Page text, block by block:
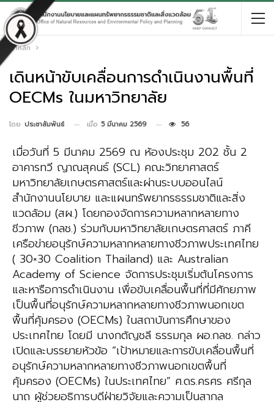
หน้าหลัก
เดินหน้าขับเคลื่อนการดำเนินงานพื้นที่
OECMs ในมหาวิทยาลัย
โดย ประชาสัมพันธ์ เมื่อ 5 มีนาคม 2569 56
เมื่อวันที่ 5 มีนาคม 2569 ณ ห้องประชุม 202 ชั้น 2
อาคารทวี ญาณสุคนธ์ (SCL) คณะวิทยาศาสตร์
มหาวิทยาลัยเกษตรศาสตร์และผ่านระบบออนไลน์
สำนักงานนโยบาย และแผนทรัพยากรธรรมชาติและสิ่ง
แวดล้อม (สผ.) โดยกองจัดการความหลากหลายทาง
ชีวภาพ (กลช.) ร่วมกับมหาวิทยาลัยเกษตรศาสตร์ ภาคี
เครือข่ายอนุรักษ์ความหลากหลายทางชีวภาพประเทศไทย
( 30×30 Coalition Thailand) และ Australian
Academy of Science จัดการประชุมเริ่มต้นโครงการ
และหารือการดำเนินงาน เพื่อขับเคลื่อนพื้นที่ที่มีศักยภาพ
เป็นพื้นที่อนุรักษ์ความหลากหลายทางชีวภาพนอกเขต
พื้นที่คุ้มครอง (OECMs) ในสถาบันการศึกษาของ
ประเทศไทย โดยมี นางกตัญชลี ธรรมกุล ผอ.กลช. กล่าว
เปิดและบรรยายหัวข้อ “เป้าหมายและการขับเคลื่อนพื้นที่
อนุรักษ์ความหลากหลายทางชีวภาพนอกเขตพื้นที่
คุ้มครอง (OECMs) ในประเทศไทย” ศ.ดร.ครศร ศรีกุล
นาถ ผู้ช่วยอธิการบดีฝ่ายวิจัยและความเป็นสากล